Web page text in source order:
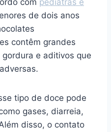
de dois anos
contêm grandes
e aditivos que
tipo de doce pode
gases, diarreia,
disso, o contato